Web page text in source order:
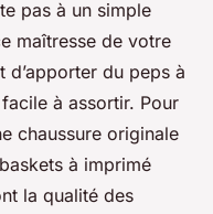
pas à un simple
maîtresse de votre
d’apporter du peps à
à assortir. Pour
chaussure originale
à imprimé
la qualité des